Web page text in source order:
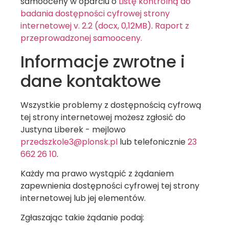
badania dostępności cyfrowej strony
internetowej v. 2.2 (docx, 0,12MB). Raport z
przeprowadzonej samooceny.
Informacje zwrotne i
dane kontaktowe
Wszystkie problemy z dostępnością cyfrową
tej strony internetowej możesz zgłosić do
Justyna Liberek - mejlowo
przedszkole3@plonsk.pl lub telefonicznie23
662 26 10.
Każdy ma prawo wystąpić z żądaniem
zapewnienia dostępności cyfrowej tej strony
internetowej lub jej elementów.
Zgłaszając takie żądanie podaj: